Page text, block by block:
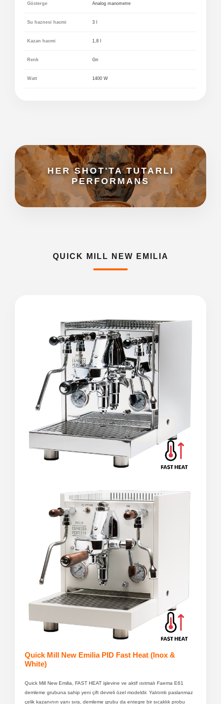
Gösterge Analog manometre
Su haznesi hacmi 3 l
Kazan hacmi 1,8 l
Renk Gri
Watt 1400 W
HER SHOT'TA TUTARLI
PERFORMANS
QUICK MILL NEW EMILIA
Quick Mill New Emilia PID Fast Heat (Inox &
White)
Quick Mill New Emilia, FAST HEAT işlevine ve aktif ısıtmalı Faema E61
demleme grubuna sahip yeni çift devreli özel modeldir. Yalıtımlı paslanmaz
çelik kazanının yanı sıra, demleme grubu da entegre bir sıcaklık probu